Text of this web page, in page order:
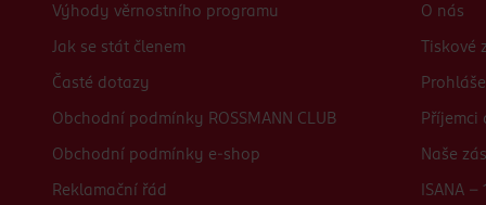
Výhody věrnostního programu
Jak se stát členem
Časté dotazy
Obchodní podmínky ROSSMANN CLUB
Obchodní podmínky e-shop
Reklamační řád
O nás
Tiskové
Příjemci
Naše
ISANA